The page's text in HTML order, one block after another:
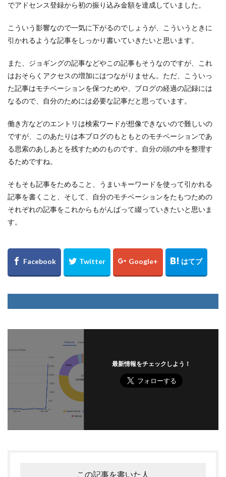
でアドセンス登録から初の振り込み金額を達成していました。
こういう影響なので一気に下がるのでしょうが、こういうときに
引かれるような記事をしっかり書いていきたいと思います。
また、ジョギングの記事などやこの記事もそうなのですが、これ
はおそらくアクセスの増加にはつながりません。ただ、こういっ
た記事はモチベーションを保つためや、ブログの経過の記録には
なるので、自分のためには必要な記事だと思っています。
働き方などのエントリは検索ワードが想像できないので難しいの
ですが、このあたりは本ブログのもともとのモチベーションであ
る思索のあしあとを残すためのものです。自分の頭の中を整理す
るためですね。
そもそも記事をためること、うまいキーワードを使って引かれる
記事を書くこと、そして、自分のモチベーションをたもつための
それぞれの記事をこれからもがんばって綴っていきたいと思いま
す。
最新情報をチェックしよう！
この記事を書いた人